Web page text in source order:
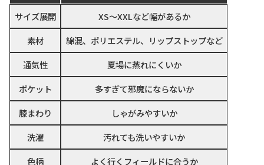
サイズ展開
XS〜XXLなど幅があるか
素材
綿混、ポリエステル、リップストップなど
通気性
夏場に蒸れにくいか
ポケット
多すぎて邪魔にならないか
膝まわり
しゃがみやすいか
洗濯
汚れても洗いやすいか
色柄
よく行くフィールドに合うか